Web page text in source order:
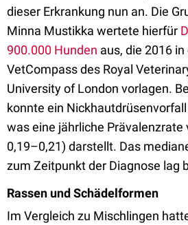
dieser Erkrankung nun an. Die
Minna Mustikka wertete hierfür
900.000 Hunden aus, die 2016
VetCompass des Royal
University of London vorlagen.
konnte ein
was eine jährliche Prävalenzrate
0,19–0,21) darstellt. Das
zum Zeitpunkt der Diagnose lag
Rassen und Schädelformen
Im Vergleich zu Mischlingen